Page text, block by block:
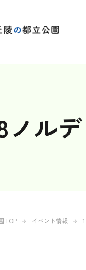
ノル
TOP イベント情報